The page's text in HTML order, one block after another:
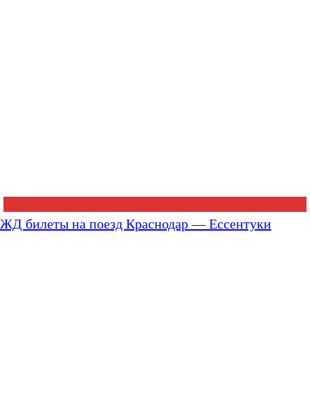
ЖД билеты на поезд Краснодар — Ессентуки